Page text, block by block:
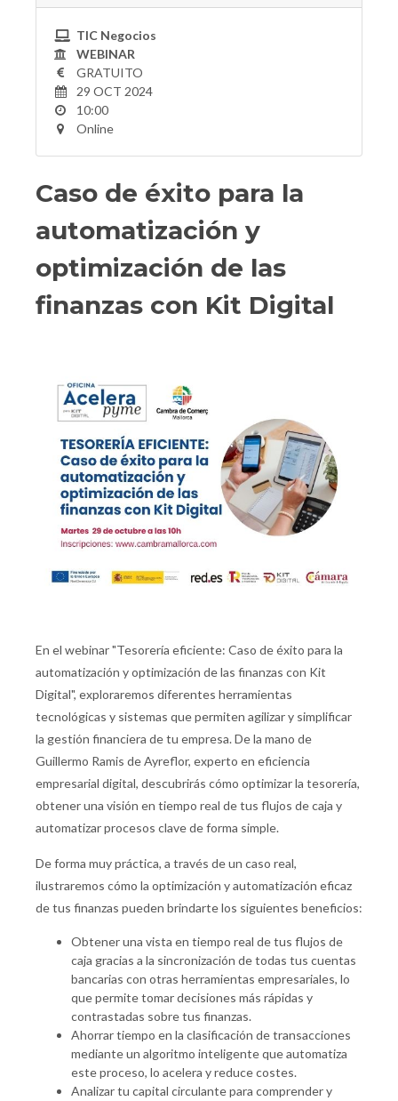
TIC Negocios
WEBINAR
GRATUITO
29 OCT 2024
10:00
Online
Caso de éxito para la
automatización y
optimización de las
finanzas con Kit Digital
En el webinar "Tesorería eficiente: Caso de éxito para la
automatización y optimización de las finanzas con Kit
Digital", exploraremos diferentes herramientas
tecnológicas y sistemas que permiten agilizar y simplificar
la gestión financiera de tu empresa. De la mano de
Guillermo Ramis de Ayreflor, experto en eficiencia
empresarial digital, descubrirás cómo optimizar la tesorería,
obtener una visión en tiempo real de tus flujos de caja y
automatizar procesos clave de forma simple.
De forma muy práctica, a través de un caso real,
ilustraremos cómo la optimización y automatización eficaz
de tus finanzas pueden brindarte los siguientes beneficios:
Obtener una vista en tiempo real de tus flujos de
caja gracias a la sincronización de todas tus cuentas
bancarias con otras herramientas empresariales, lo
que permite tomar decisiones más rápidas y
contrastadas sobre tus finanzas.
Ahorrar tiempo en la clasificación de transacciones
mediante un algoritmo inteligente que automatiza
este proceso, lo acelera y reduce costes.
Analizar tu capital circulante para comprender y